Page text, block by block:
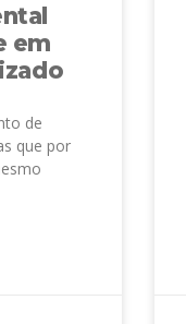
em
de
que por